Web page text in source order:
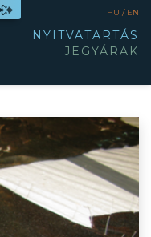
HU / EN
NYITVATARTÁS
JEGYÁRAK